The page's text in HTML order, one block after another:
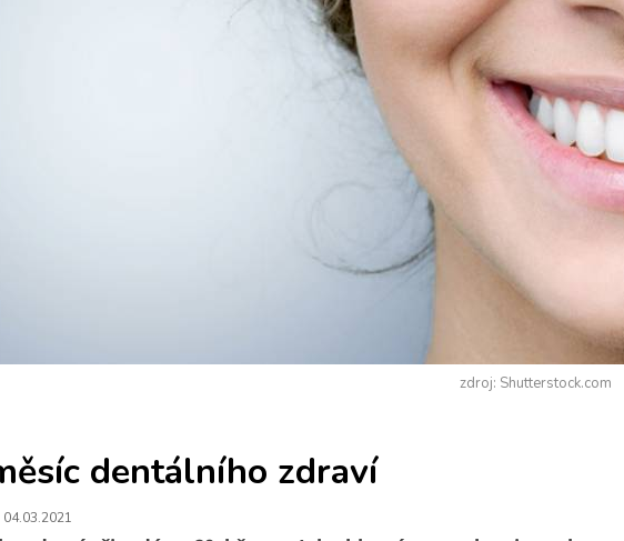
zdroj: Shutterstock.com
dentálního zdraví
04.03.2021